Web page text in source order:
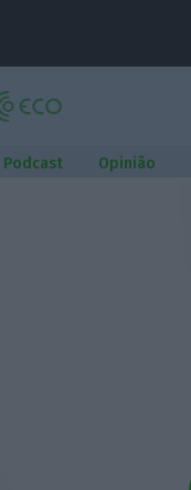
Podcast Opinião